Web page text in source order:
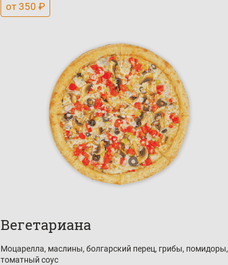
от 350 ₽
Вегетариана
Моцарелла, маслины, болгарский перец, грибы, помидоры,
томатный соус